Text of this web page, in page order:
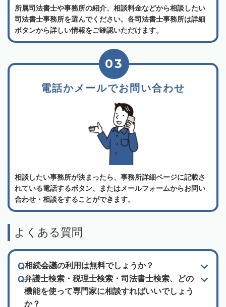
所属司法書士や事務所の紹介、相談料金などから相談したい
司法書士事務所を選んでください。各司法書士事務所は詳細
ボタンから詳しい情報をご確認いただけます。
電話かメールでお問い合わせ
03
相談したい事務所が決まったら、事務所詳細ページに記載さ
れている電話するボタン、またはメールフォームからお問い
合わせ・相談をすることができます。
よくある質問
相続会議の利用は無料でしょうか？
弁護士検索・税理士検索・司法書士検索、どの
機能を使って専門家に相談すればいいでしょう
か？